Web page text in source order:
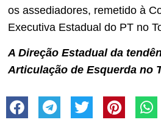
os assediadores, remetido à
Executiva Estadual do PT no
A Direção Estadual da
Articulação de Esquerda no